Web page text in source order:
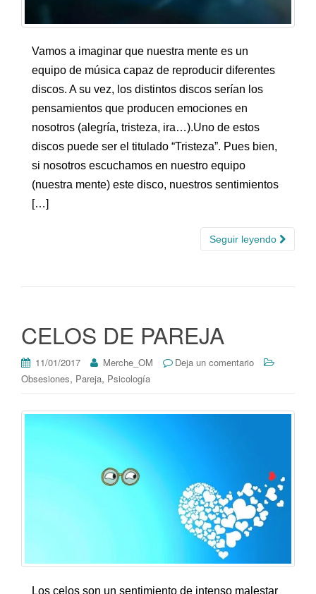
Vamos a imaginar que nuestra mente es un
equipo de música capaz de reproducir diferentes
discos. A su vez, los distintos discos serían los
pensamientos que producen emociones en
nosotros (alegría, tristeza, ira…).Uno de estos
discos puede ser el titulado “Tristeza”. Pues bien,
si nosotros escuchamos en nuestro equipo
(nuestra mente) este disco, nuestros sentimientos
[…]
Seguir leyendo
CELOS DE PAREJA
11/01/2017 Merche_OM
Deja un comentario
Obsesiones, Pareja, Psicología
Los celos son un sentimiento de intenso malestar